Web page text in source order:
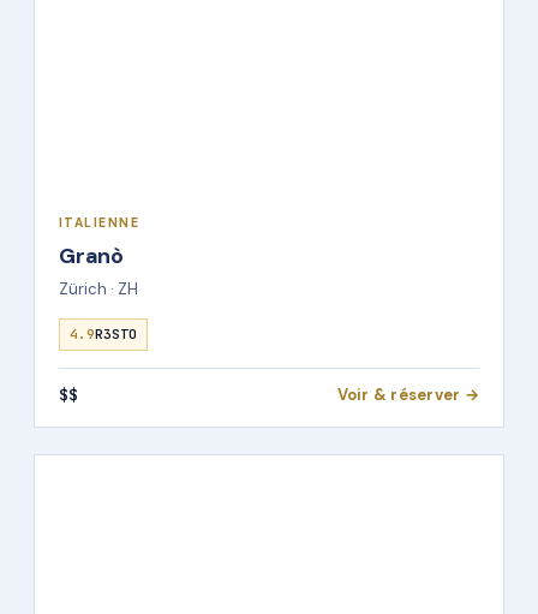
ITALIENNE
Granò
Zürich · ZH
4.9R3STO
$$ Voir & réserver →